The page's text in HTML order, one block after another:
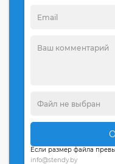
Если размер файла
info@stendy.by